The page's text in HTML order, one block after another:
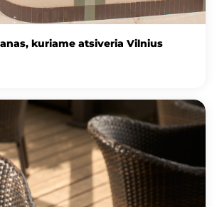
kuriame atsiveria Vilnius